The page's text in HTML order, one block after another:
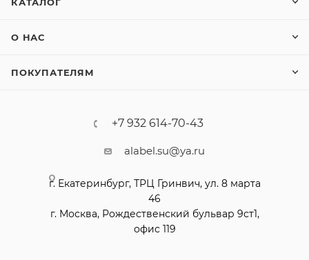
О НАС
ПОКУПАТЕЛЯМ
+7 932 614-70-43
alabel.su@ya.ru